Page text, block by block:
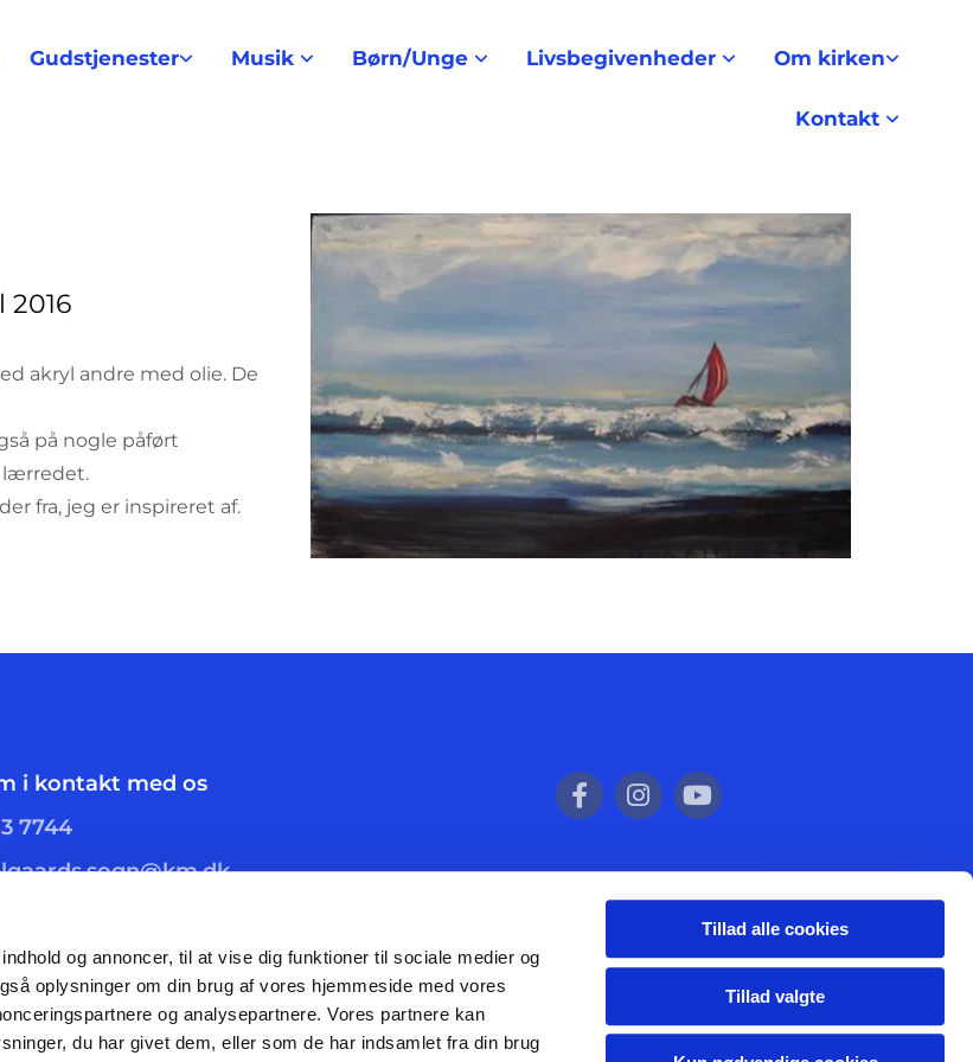
og annoncer, til at vise dig funktioner til sociale medier og
oplysninger om din brug af vores hjemmeside med vores
og analysepartnere. Vores partnere kan
du har givet dem, eller som de har indsamlet fra din brug
Tillad alle cookies
Tillad valgte
Gudstjenester Musik Børn/Unge Livsbegivenheder Om kirken
Kontakt
akryl andre med olie. De
på nogle påført
lærredet.
fra, jeg er inspireret af.
i kontakt med os
7744